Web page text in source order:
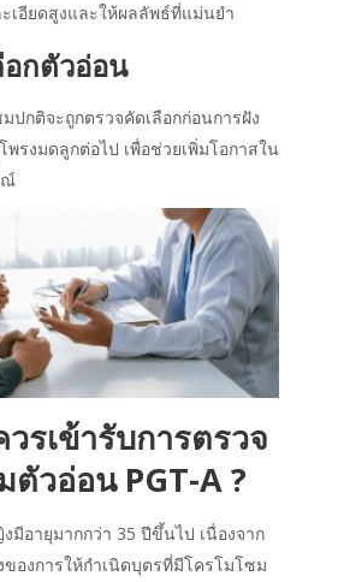
เอียดสูงและให้ผลลัพธ์ที่แม่นยำ
อกตัวอ่อน
ปกติจะถูกตรวจคัดเลือกก่อนการฝัง
รงมดลูกต่อไป เพื่อช่วยเพิ่มโอกาสใน
ณ์
รเข้ารับการตรวจ
วอ่อน PGT-A ?
มีอายุมากกว่า 35 ปีขึ้นไป เนื่องจาก
ของการให้กำเนิดบุตรที่มีโครโมโซม